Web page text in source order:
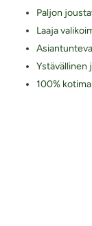
Paljon
Laaja
Ystävällinen
100%